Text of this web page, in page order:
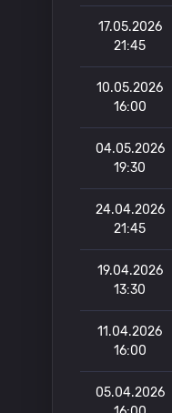
17.05.2026
21:45
10.05.2026
16:00
04.05.2026
19:30
24.04.2026
21:45
19.04.2026
13:30
11.04.2026
16:00
05.04.2026